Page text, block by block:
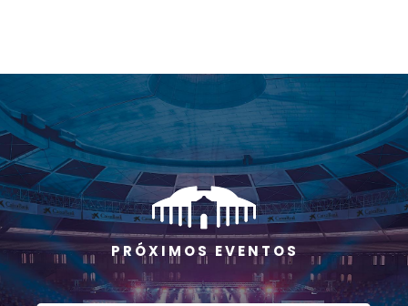
P R Ó X I M O S E V E N T O S